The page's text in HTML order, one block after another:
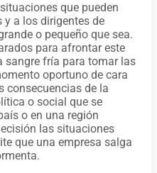
que pueden
y a los dirigentes de
o pequeño que sea.
para afrontar este
sangre fría para tomar las
oportuno de cara
consecuencias de la
o social que se
o en una región
las situaciones
que una empresa salga